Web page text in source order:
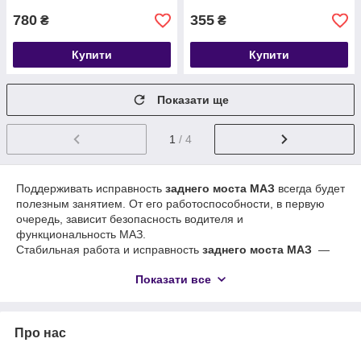
780 ₴
Купити
355 ₴
Купити
Показати ще
1 / 4
Поддерживать исправность заднего моста МАЗ всегда будет
полезным занятием. От его работоспособности, в первую
очередь, зависит безопасность водителя и
функциональность МАЗ.
Стабильная работа и исправность заднего моста МАЗ —
использования автомобиля.
дифференциал, прокладка регулировочная, полуось,
Показати все
Про нас